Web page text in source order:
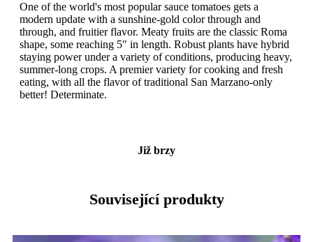
One of the world's most popular sauce tomatoes gets a
modern update with a sunshine-gold color through and
through, and fruitier flavor. Meaty fruits are the classic Roma
shape, some reaching 5" in length. Robust plants have hybrid
staying power under a variety of conditions, producing heavy,
summer-long crops. A premier variety for cooking and fresh
eating, with all the flavor of traditional San Marzano-only
better! Determinate.
Již brzy
Související produkty